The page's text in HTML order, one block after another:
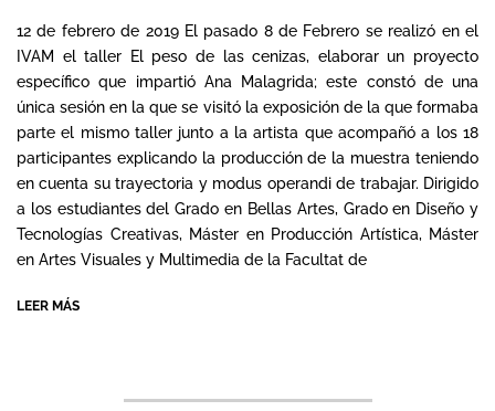
02-
12
12 de febrero de 2019 El pasado 8 de Febrero se realizó en el
IVAM el taller El peso de las cenizas, elaborar un proyecto
específico que impartió Ana Malagrida; este constó de una
única sesión en la que se visitó la exposición de la que formaba
parte el mismo taller junto a la artista que acompañó a los 18
participantes explicando la producción de la muestra teniendo
en cuenta su trayectoria y modus operandi de trabajar. Dirigido
a los estudiantes del Grado en Bellas Artes, Grado en Diseño y
Tecnologías Creativas, Máster en Producción Artística, Máster
en Artes Visuales y Multimedia de la Facultat de
LEER MÁS